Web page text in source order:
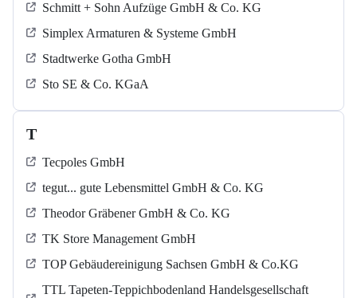
Schmitt + Sohn Aufzüge GmbH & Co. KG
Simplex Armaturen & Systeme GmbH
Stadtwerke Gotha GmbH
Sto SE & Co. KGaA
T
Tecpoles GmbH
tegut... gute Lebensmittel GmbH & Co. KG
Theodor Gräbener GmbH & Co. KG
TK Store Management GmbH
TOP Gebäudereinigung Sachsen GmbH & Co.KG
TTL Tapeten-Teppichbodenland Handelsgesellschaft